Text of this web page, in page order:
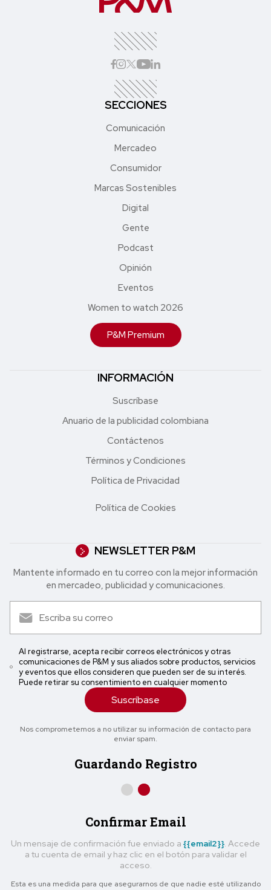
SECCIONES
Comunicación
Mercadeo
Consumidor
Marcas Sostenibles
Digital
Gente
Podcast
Opinión
Eventos
Women to watch 2026
P&M Premium
INFORMACIÓN
Suscríbase
Anuario de la publicidad colombiana
Contáctenos
Términos y Condiciones
Política de Privacidad
Política de Cookies
NEWSLETTER P&M
Mantente informado en tu correo con la mejor in formación
en mercadeo, publicidad y comunicaciones.
Al registrarse, acepta recibir correos electrónicos y otras
comunicaciones de P&M y sus aliados sobre productos, servicios
y eventos que ellos consideren que pueden ser de su interés.
Puede retirar su consentimiento en cualquier momento
Suscríbase
Nos comprometemos a no utilizar su información de contacto para
enviar spam.
Guardando Registro
Confirmar Email
Un mensaje de confirmación fue enviado a {{email2}} . Accede
a tu cuenta de email y haz clic en el botón para validar el
acceso.
Esta es una medida para que asegurarnos de que nadie esté utilizando